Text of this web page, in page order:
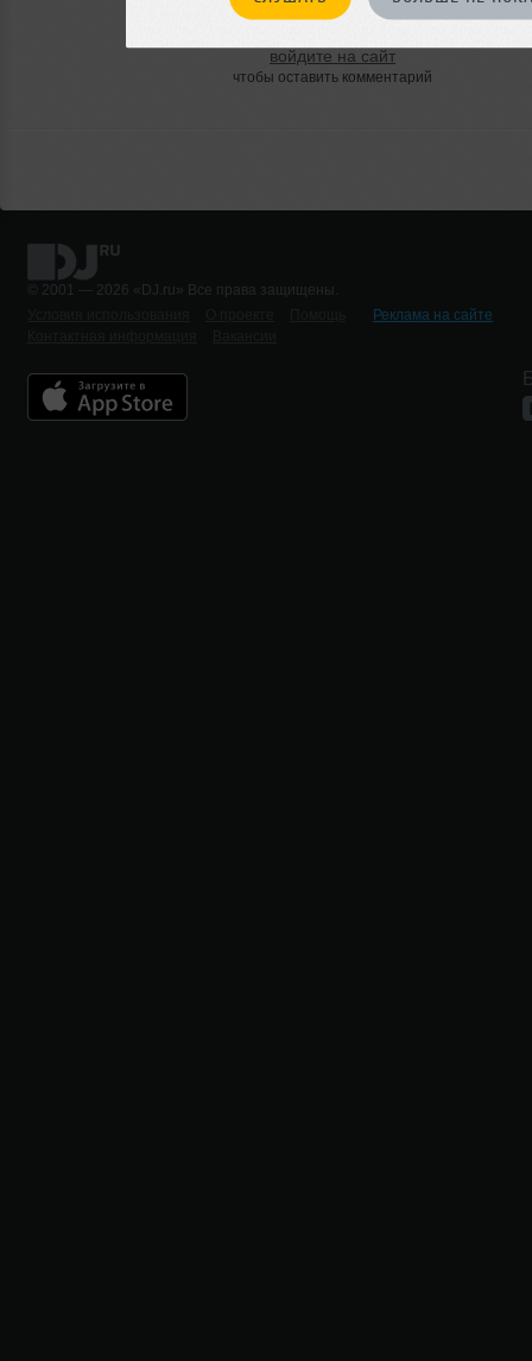
войдите на сайт
чтобы оставить комментарий
© 2001 — 2026 «DJ.ru» Все права защищены.
Реклама на сайте